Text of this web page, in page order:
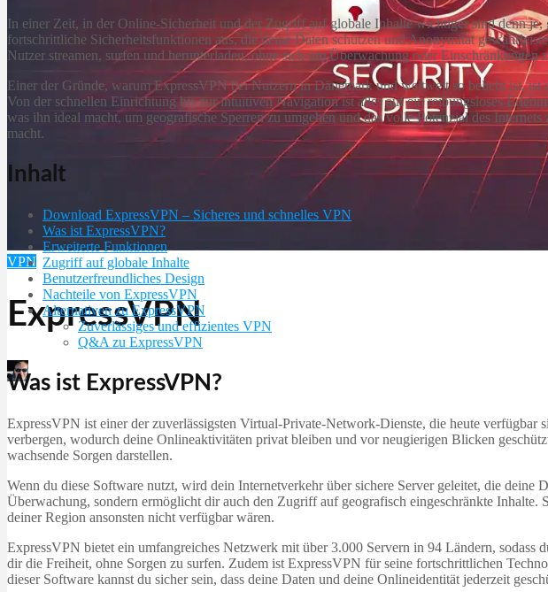
VPN
ExpressVPN
Martin Jørgensen
Dezember 7, 2025
In einer Zeit, in der Online-Sicherheit und der Zugriff auf globale Inhalte wichtiger sind denn
fortschrittliche Sicherheitsfunktionen aus, die deine Daten schützen und Anonymität
Nutzer streamen, surfen und herunterladen, ohne sich um Überwachung oder Einschränkungen
Einer der Gründe, warum ExpressVPN bei Nutzern in Dänemark und weltweit so beliebt ist,
Von der schnellen Einrichtung bis zur intuitiven Navigation ist alles auf ein reibungsloses
was ihn ideal macht, um geografische Sperren zu umgehen und das volle Potenzial des
macht.
Inhalt
Download ExpressVPN – Sicheres und schnelles VPN
Was ist ExpressVPN?
Erweiterte Funktionen
Zugriff auf globale Inhalte
Benutzerfreundliches Design
Nachteile von ExpressVPN
Alternativen zu ExpressVPN
Zuverlässiges und effizientes VPN
Q&A zu ExpressVPN
Was ist ExpressVPN?
ExpressVPN ist einer der zuverlässigsten Virtual-Private-Network-Dienste, die heute
verbergen, wodurch deine Onlineaktivitäten privat bleiben und vor neugierigen Blicken
wachsende Sorgen darstellen.
Wenn du diese Software nutzt, wird dein Internetverkehr über sichere Server geleitet, die
Überwachung, sondern ermöglicht dir auch den Zugriff auf geografisch eingeschränkte
deiner Region ansonsten nicht verfügbar wären.
ExpressVPN bietet ein umfangreiches Netzwerk mit über 3.000 Servern in 94 Ländern,
dir die Freiheit, ohne Sorgen zu surfen. Zudem ist ExpressVPN für seine fortschrittlichen
dieser Software kannst du sicher sein, dass deine Daten und deine Onlineidentität jederzeit